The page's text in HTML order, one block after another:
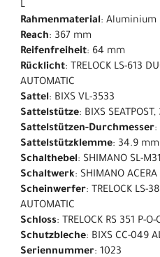
L
Rahmenmaterial: Aluminium
Reach: 367 mm
Reifenfreiheit: 64 mm
Rücklicht: TRELOCK LS-613
AUTOMATIC
Sattel: BIXS VL-3533
Sattelstütze: BIXS
Sattelstützen-Durchmesser:
Sattelstützklemme: 34.9 mm
Schalthebel: SHIMANO SL-
Schaltwerk: SHIMANO
Scheinwerfer: TRELOCK LS-
AUTOMATIC
Schloss: TRELOCK RS 351 P-O-
Schutzbleche: BIXS CC-049
Seriennummer: 1023